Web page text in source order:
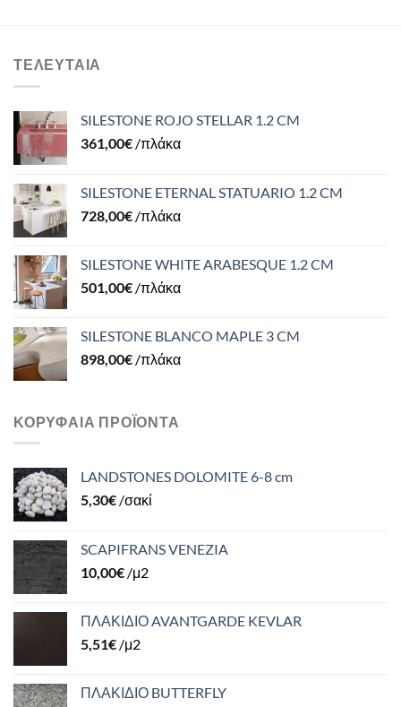
ΤΕΛΕΥΤΑΊΑ
SILESTONE ROJO STELLAR 1.2 CM
361,00€ /πλάκα
SILESTONE ETERNAL STATUARIO 1.2 CM
728,00€ /πλάκα
SILESTONE WHITE ARABESQUE 1.2 CM
501,00€ /πλάκα
SILESTONE BLANCO MAPLE 3 CM
898,00€ /πλάκα
ΚΟΡΥΦΑΊΑ ΠΡΟΪΌΝΤΑ
LANDSTONES DOLOMITE 6-8 cm
5,30€ /σακί
SCAPIFRANS VENEZIA
10,00€ /μ2
ΠΛΑΚΙΔΙΟ AVANTGARDE KEVLAR
5,51€ /μ2
ΠΛΑΚΙΔΙΟ BUTTERFLY